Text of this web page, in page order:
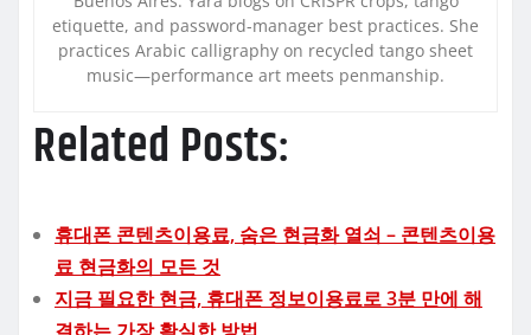
etiquette, and password-manager best practices. She
practices Arabic calligraphy on recycled tango sheet
music—performance art meets penmanship.
Related Posts:
휴대폰 콘텐츠이용료, 숨은 현금화 열쇠 – 콘텐츠이용
료 현금화의 모든 것
지금 필요한 현금, 휴대폰 정보이용료로 3분 만에 해